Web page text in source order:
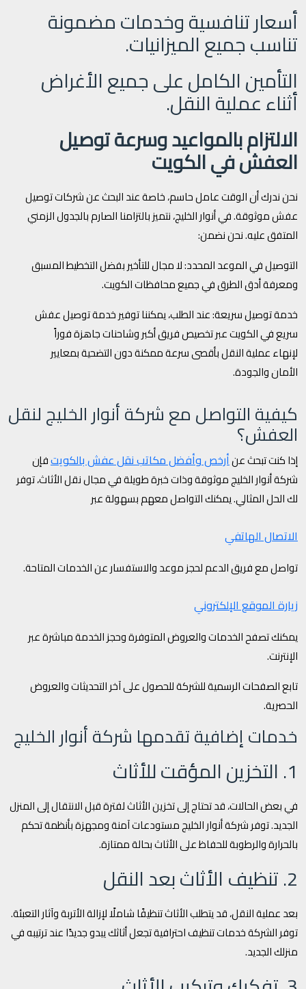
أسعار تنافسية وخدمات مضمونة
تناسب جميع الميزانيات.
التأمين الكامل على جميع الأغراض
أثناء عملية النقل.
الالتزام بالمواعيد وسرعة توصيل
العفش في الكويت
نحن ندرك أن الوقت عامل حاسم، خاصة عند البحث عن شركات توصيل
عفش موثوقة. في أنوار الخليج، نتميز بالتزامنا الصارم بالجدول الزمني
المتفق عليه. نحن نضمن:
التوصيل في الموعد المحدد: لا مجال للتأخير بفضل التخطيط المسبق
ومعرفة أدق الطرق في جميع محافظات الكويت.
خدمة توصيل سريعة: عند الطلب، يمكننا توفير خدمة توصيل عفش
سريع في الكويت عبر تخصيص فريق أكبر وشاحنات جاهزة فوراً
لإنهاء عملية النقل بأقصى سرعة ممكنة دون التضحية بمعايير
الأمان والجودة.
كيفية التواصل مع شركة أنوار الخليج لنقل
العفش؟
إذا كنت تبحث عنأرخص وأفضل مكاتب نقل عفش بالكويتفإن
شركة أنوار الخليج موثوقة وذات خبرة طويلة في مجال نقل الأثاث، توفر
لك الحل المثالي. يمكنك التواصل معهم بسهولة عبر
الاتصال الهاتفي
تواصل مع فريق الدعم لحجز موعد والاستفسار عن الخدمات المتاحة.
زيارة الموقع الإلكتروني
يمكنك تصفح الخدمات والعروض المتوفرة وحجز الخدمة مباشرة عبر
الإنترنت.
تابع الصفحات الرسمية للشركة للحصول على آخر التحديثات والعروض
الحصرية.
خدمات إضافية تقدمها شركة أنوار الخليج
1. التخزين المؤقت للأثاث
في بعض الحالات، قد تحتاج إلى تخزين الأثاث لفترة قبل الانتقال إلى المنزل
الجديد. توفر شركة أنوار الخليج مستودعات آمنة ومجهزة بأنظمة تحكم
بالحرارة والرطوبة للحفاظ على الأثاث بحالة ممتازة.
2. تنظيف الأثاث بعد النقل
بعد عملية النقل، قد يتطلب الأثاث تنظيفًا شاملًا لإزالة الأتربة وآثار التعبئة.
توفر الشركة خدمات تنظيف احترافية تجعل أثاثك يبدو جديدًا عند ترتيبه في
منزلك الجديد.